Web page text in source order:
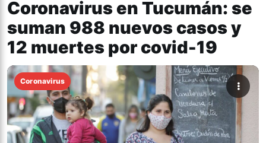
Coronavirus en Tucumán: se
suman 988 nuevos casos y
12 muertes por covid-19
Coronavirus